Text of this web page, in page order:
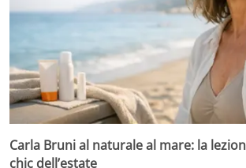
Carla Bruni al naturale al mare: la
chic dell’estate